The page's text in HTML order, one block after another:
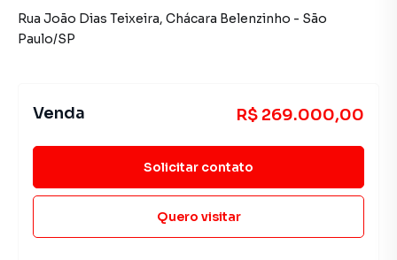
Rua João Dias Teixeira, Chácara Belenzinho - São
Paulo/SP
Venda R$ 269.000,00
Solicitar contato
Quero visitar